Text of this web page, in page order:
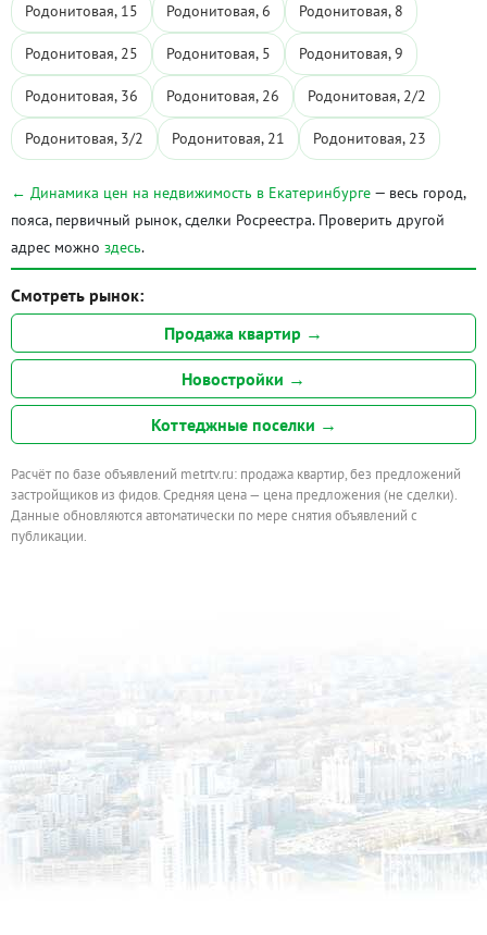
Родонитовая, 15 Родонитовая, 6 Родонитовая, 8
Родонитовая, 25 Родонитовая, 5 Родонитовая, 9
Родонитовая, 36 Родонитовая, 26 Родонитовая, 2/2
Родонитовая, 3/2 Родонитовая, 21 Родонитовая, 23
← Динамика цен на недвижимость в Екатеринбурге — весь город,
пояса, первичный рынок, сделки Росреестра. Проверить другой
адрес можно здесь.
Смотреть рынок:
Продажа квартир →
Новостройки →
Коттеджные поселки →
Расчёт по базе объявлений metrtv.ru: продажа квартир, без предложений
застройщиков из фидов. Средняя цена — цена предложения (не сделки).
Данные обновляются автоматически по мере снятия объявлений с
публикации.